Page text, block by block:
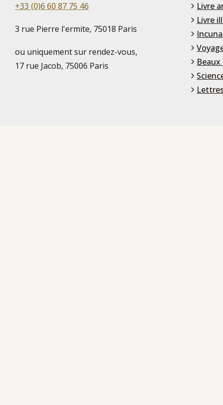
+33 (0)6 60 87 75 46
3 rue Pierre l'ermite, 75018 Paris
ou uniquement sur rendez-vous,
17 rue Jacob, 75006 Paris
Livre
Livre